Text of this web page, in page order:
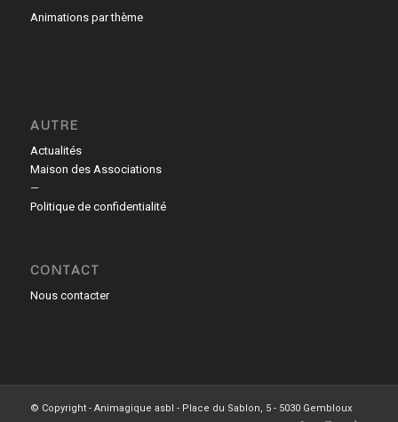
Animations par thème
AUTRE
Actualités
Maison des Associations
—
Politique de confidentialité
CONTACT
Nous contacter
© Copyright - Animagique asbl - Place du Sablon, 5 - 5030 Gembloux